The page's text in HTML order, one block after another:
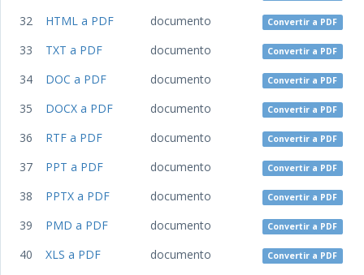
32 HTML a PDF documento Convertir a PDF
33 TXT a PDF documento Convertir a PDF
34 DOC a PDF documento Convertir a PDF
35 DOCX a PDF documento Convertir a PDF
36 RTF a PDF documento Convertir a PDF
37 PPT a PDF documento Convertir a PDF
38 PPTX a PDF documento Convertir a PDF
39 PMD a PDF documento Convertir a PDF
40 XLS a PDF documento Convertir a PDF